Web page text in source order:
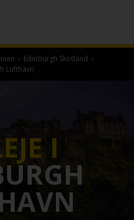
› Edinburgh Skotland ›
Lufthavn
I